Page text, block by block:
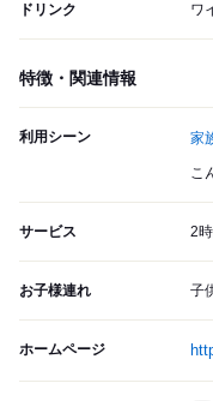
ドリンク ワ
特徴・関連情報
利用シーン 家
こ
サービス 2
お子様連れ 子
ホームページ